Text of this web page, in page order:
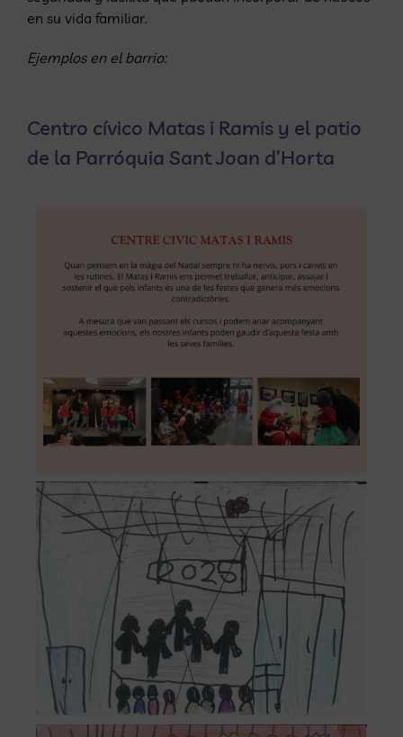
en su vida familiar.
Ejemplos en el barrio:
Centro cívico Matas i Ramis y el patio
de la Parróquia Sant Joan d’Horta